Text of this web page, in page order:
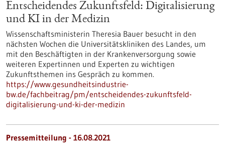
Entscheidendes Zukunftsfeld: Digitalisierung
und KI in der Medizin
Wissenschaftsministerin Theresia Bauer besucht in den
nächsten Wochen die Universitätskliniken des Landes, um
mit den Beschäftigten in der Kranken­ver­sorgung sowie
weiteren Expertinnen und Experten zu wichtigen
Zukunftsthemen ins Gespräch zu kommen.
https://www.gesundheitsindustrie-
bw.de/fachbeitrag/pm/entscheidendes-zukunftsfeld-
digitalisierung-und-ki-der-medizin
Pressemitteilung - 16.08.2021